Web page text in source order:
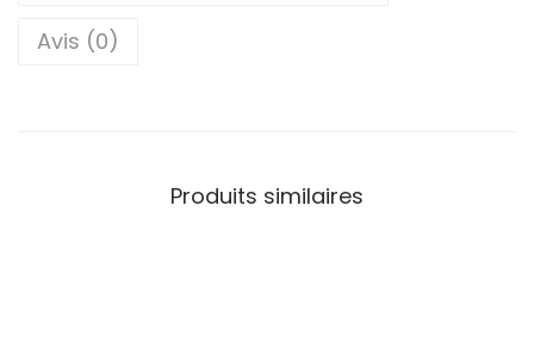
Avis (0)
Produits similaires